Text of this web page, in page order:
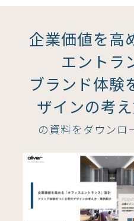
企業価値を高
エントラ
ブランド体験
ザインの考
の資料をダウンロ